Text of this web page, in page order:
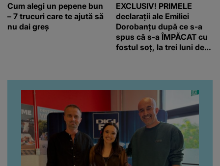
Cum alegi un pepene bun
– 7 trucuri care te ajută să
nu dai greș
EXCLUSIV! PRIMELE
declarații ale Emiliei
Dorobanțu după ce s-a
spus că s-a ÎMPĂCAT cu
fostul soț, la trei luni de
artistă i-a lăsat MASCĂ
pe toți. De data aceasta,
chiar a rupt tăcerea:
”Poate că aveam să ne
spunem, să ne...”